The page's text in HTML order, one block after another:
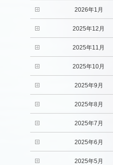
2026年1月
2025年12月
2025年11月
2025年10月
2025年9月
2025年8月
2025年7月
2025年6月
2025年5月